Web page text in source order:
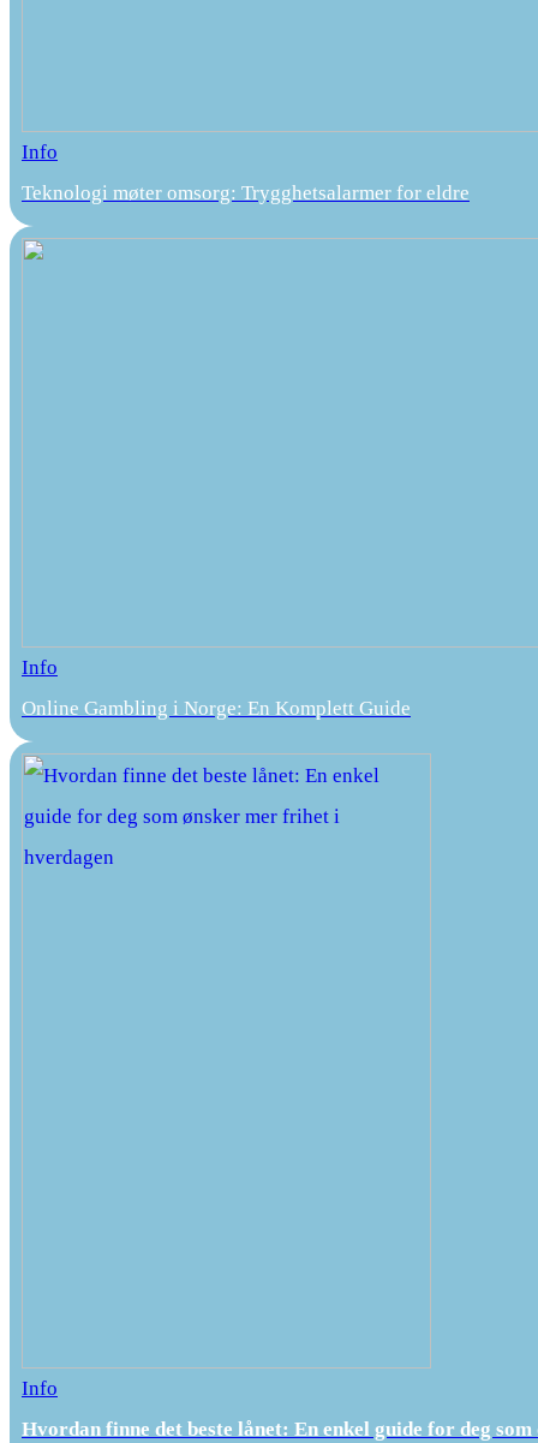
Info
Teknologi møter omsorg: Trygghetsalarmer for eldre
Info
Online Gambling i Norge: En Komplett Guide
Info
Hvordan finne det beste lånet: En enkel guide for deg som